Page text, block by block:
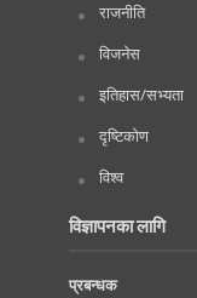
राजनीति
विजनेस
इतिहास/सभ्यता
दृष्टिकोण
विश्व
विज्ञापनका लागि
प्रबन्धक